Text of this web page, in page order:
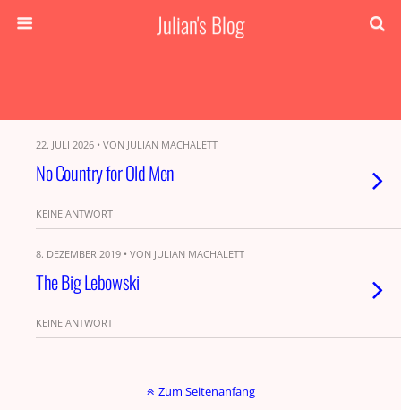
Julian's Blog
22. JULI 2026 • VON JULIAN MACHALETT
No Country for Old Men
KEINE ANTWORT
8. DEZEMBER 2019 • VON JULIAN MACHALETT
The Big Lebowski
KEINE ANTWORT
Zum Seitenanfang